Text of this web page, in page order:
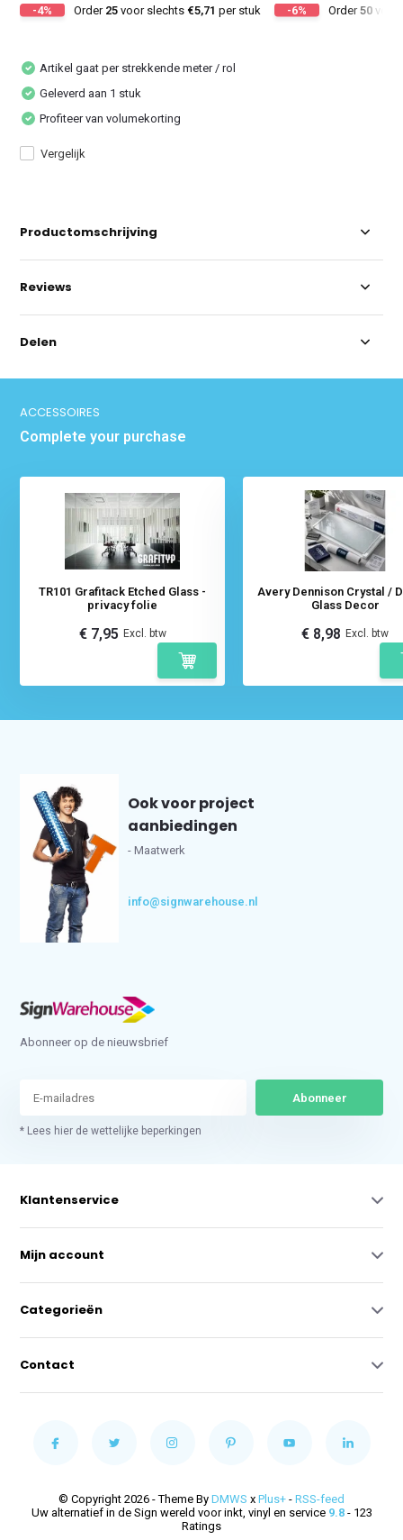
-4%
Order 25 voor slechts €5,71 per stuk -6% Order50 voor
Artikel gaat per strekkende meter / rol
Geleverd aan 1 stuk
Profiteer van volumekorting
Vergelijk
Productomschrijving
Reviews
Delen
ACCESSOIRES
Complete your purchase
TR101 Grafitack Etched Glass -
privacy folie
€ 7,95 Excl. btw
Avery Dennison Crystal /
Glass Decor
€ 8,98 Excl. btw
Ook voor project
aanbiedingen
- Maatwerk
info@signwarehouse.nl
Abonneer op de nieuwsbrief
Abonneer
* Lees hier de wettelijke beperkingen
Klantenservice
Mijn account
Categorieën
Contact
© Copyright 2026 - Theme By DMWS x Plus+ - RSS-feed
Uw alternatief in de Sign wereld voor inkt, vinyl en service 9.8- 123
Ratings